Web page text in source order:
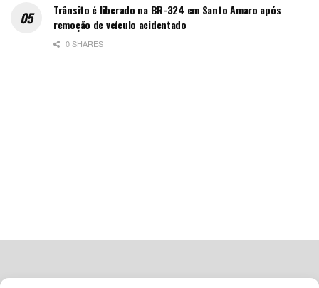
Trânsito é liberado na BR-324 em Santo Amaro após
remoção de veículo acidentado
0 SHARES